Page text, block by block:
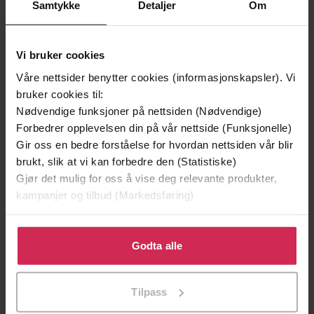
Samtykke Detaljer Om
Vi bruker cookies
Våre nettsider benytter cookies (informasjonskapsler). Vi
bruker cookies til:
Nødvendige funksjoner på nettsiden (Nødvendige)
Forbedrer opplevelsen din på vår nettside (Funksjonelle)
Gir oss en bedre forståelse for hvordan nettsiden vår blir
brukt, slik at vi kan forbedre den (Statistiske)
Gjør det mulig for oss å vise deg relevante produkter,
kampanjer og tilbud (Markedsføring)
Klikk på «Godta alle» for å gi oss ditt samtykke til å
bruke cookies for alle disse formålene. Du kan også
tilpasse ditt samtykke til spesifikke formål ved å klikke
Godta alle
Tilpass
149,-
Min historie
Petter Northug
EBOK
179,-
Gjert Ingebrigtsen
Forfattere Walter Isaacson(forfatter)